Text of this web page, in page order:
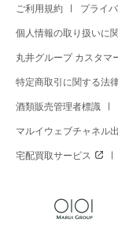
ご利用規約 プライ
個人情報の取り扱いに
丸井グループ カスタマ
特定商取引に関する法
酒類販売管理者標識
マルイウェブチャネル
宅配買取サービス